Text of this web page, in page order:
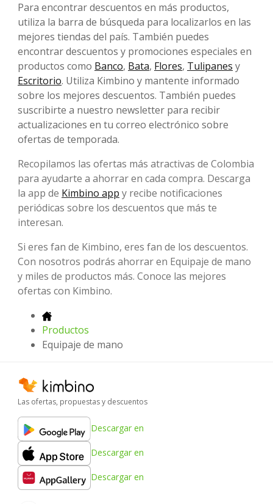
Para encontrar descuentos en más productos,
utiliza la barra de búsqueda para localizarlos en las
mejores tiendas del país. También puedes
encontrar descuentos y promociones especiales en
productos como Banco, Bata, Flores, Tulipanes y
Escritorio. Utiliza Kimbino y mantente informado
sobre los mejores descuentos. También puedes
suscribirte a nuestro newsletter para recibir
actualizaciones en tu correo electrónico sobre
ofertas de temporada.
Recopilamos las ofertas más atractivas de Colombia
para ayudarte a ahorrar en cada compra. Descarga
la app de Kimbino app y recibe notificaciones
periódicas sobre los descuentos que más te
interesan.
Si eres fan de Kimbino, eres fan de los descuentos.
Con nosotros podrás ahorrar en Equipaje de mano
y miles de productos más. Conoce las mejores
ofertas con Kimbino.
Productos
Equipaje de mano
Las ofertas, propuestas y descuentos
Descargar en
Descargar en
Descargar en